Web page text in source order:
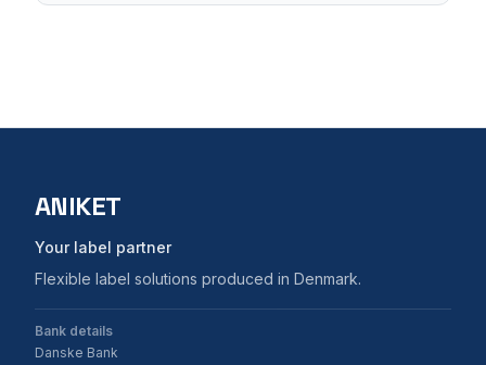
ANIKET
Your label partner
Flexible label solutions produced in Denmark.
Bank details
Danske Bank